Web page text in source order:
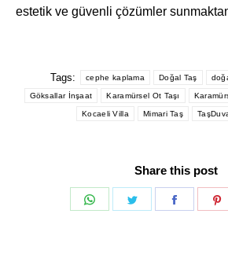
estetik ve güvenli çözümler
Tags: cephe kaplama Doğal Taş
Göksallar İnşaat Karamürsel Ot Taşı
Kocaeli Villa Mimari Taş
Share this post
Share
Share
Share